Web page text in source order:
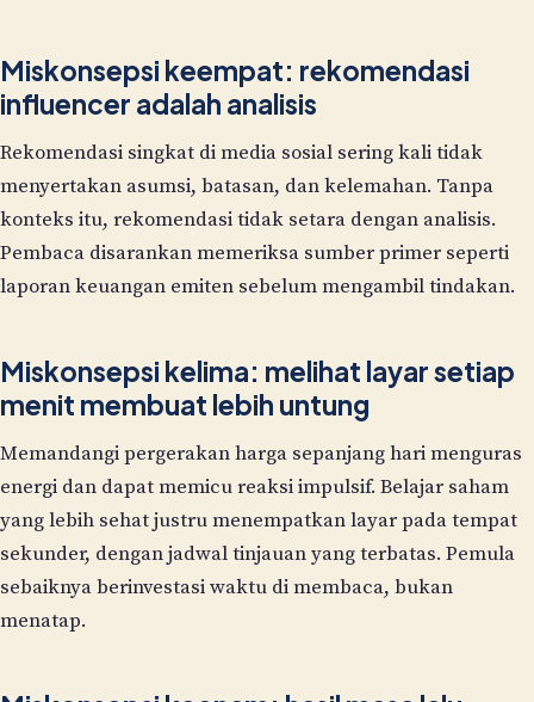
Miskonsepsi keempat: rekomendasi
influencer adalah analisis
Rekomendasi singkat di media sosial sering kali tidak
menyertakan asumsi, batasan, dan kelemahan. Tanpa
konteks itu, rekomendasi tidak setara dengan analisis.
Pembaca disarankan memeriksa sumber primer seperti
laporan keuangan emiten sebelum mengambil tindakan.
Miskonsepsi kelima: melihat layar setiap
menit membuat lebih untung
Memandangi pergerakan harga sepanjang hari menguras
energi dan dapat memicu reaksi impulsif. Belajar saham
yang lebih sehat justru menempatkan layar pada tempat
sekunder, dengan jadwal tinjauan yang terbatas. Pemula
sebaiknya berinvestasi waktu di membaca, bukan
menatap.